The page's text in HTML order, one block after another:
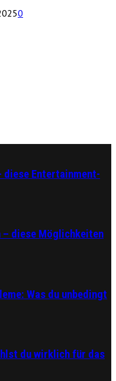
0
diese Entertainment-
– diese Möglichkeiten
Was du unbedingt
du wirklich für das